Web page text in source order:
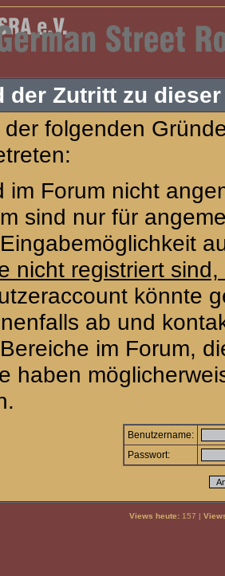
der Zutritt zu
folgenden
im Forum nicht
sind nur für
nicht registriert
könnte
ab und
im Forum,
haben
Benutzername:
Passwort:
Views heute: 157 |